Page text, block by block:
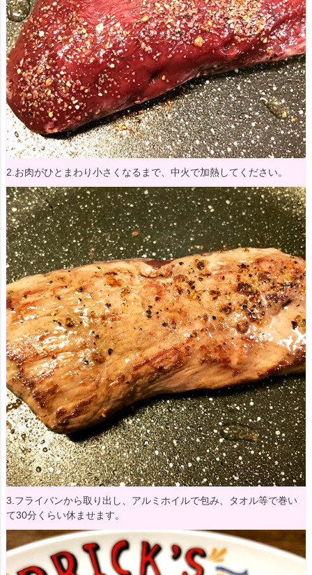
2.お肉がひとまわり小さくなるまで、中火で加熱してください。
3.フライパンから取り出し、アルミホイルで包み、タオル等で巻い
て30分くらい休ませます。